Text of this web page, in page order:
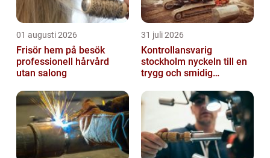
01 augusti 2026
Frisör hem på besök
professionell hårvård
utan salong
31 juli 2026
Kontrollansvarig
stockholm nyckeln till en
trygg och smidig